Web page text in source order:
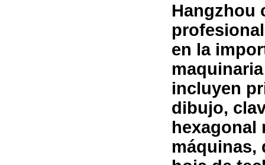
Hangzhou
en la
incluyen
dibujo,
hexagonal
máquinas,